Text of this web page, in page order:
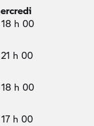
h 00
h 00
h 00
h 00